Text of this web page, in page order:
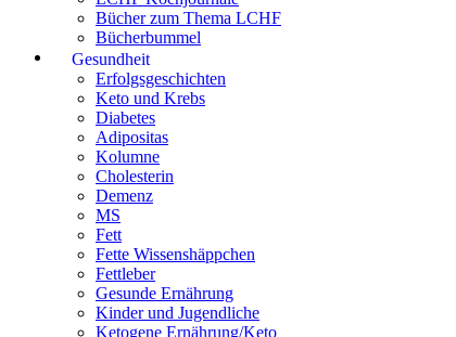
Bücher zum Thema LCHF
Bücherbummel
Gesundheit
Erfolgsgeschichten
Keto und Krebs
Diabetes
Adipositas
Kolumne
Cholesterin
Demenz
MS
Fett
Fette Wissenshäppchen
Fettleber
Gesunde Ernährung
Kinder und Jugendliche
Ketogene Ernährung/Keto